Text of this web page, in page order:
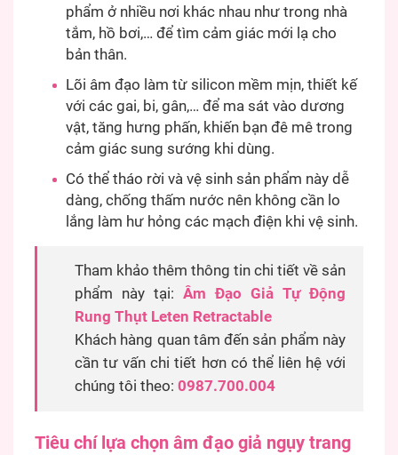
phẩm ở nhiều nơi khác nhau như trong nhà
tắm, hồ bơi,… để tìm cảm giác mới lạ cho
bản thân.
Lõi âm đạo làm từ silicon mềm mịn, thiết kế
với các gai, bi, gân,… để ma sát vào dương
vật, tăng hưng phấn, khiến bạn đê mê trong
cảm giác sung sướng khi dùng.
Có thể tháo rời và vệ sinh sản phẩm này dễ
dàng, chống thấm nước nên không cần lo
lắng làm hư hỏng các mạch điện khi vệ sinh.
Tham khảo thêm thông tin chi tiết về sản
phẩm này tại: Âm Đạo Giả Tự Động
Rung Thụt Leten Retractable
Khách hàng quan tâm đến sản phẩm này
cần tư vấn chi tiết hơn có thể liên hệ với
chúng tôi theo: 0987.700.004
Tiêu chí lựa chọn âm đạo giả ngụy trang